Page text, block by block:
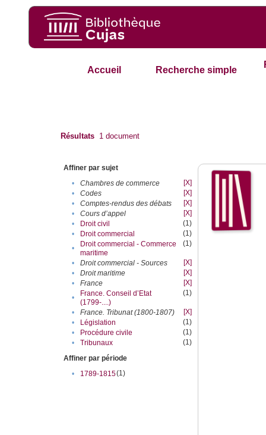
Accueil Recherche simple
Résultats 1 document
Affiner par sujet
•
Chambres de commerce
[X]
•
Codes
[X]
•
Comptes-rendus des débats
[X]
•
Cours d’appel
[X]
•
Droit civil
(1)
•
Droit commercial
(1)
•
Droit commercial - Commerce
maritime
(1)
• Droit commercial - Sources
[X]
•
Droit maritime
[X]
•
France
[X]
•
France. Conseil d’Etat
(1799-....)
(1)
• France. Tribunat (1800-1807)
[X]
•
Législation
(1)
•
Procédure civile
(1)
•
Tribunaux
(1)
Affiner par période
•
1789-1815(1)